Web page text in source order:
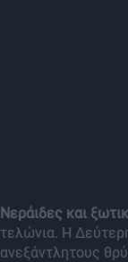
Νεράιδες και
τελώνια. Η
ανεξάντλητους